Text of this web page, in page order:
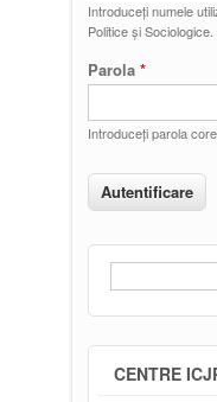
Introduceţi numele
Politice și Sociologice.
Parola *
Introduceţi parola
CENTRE